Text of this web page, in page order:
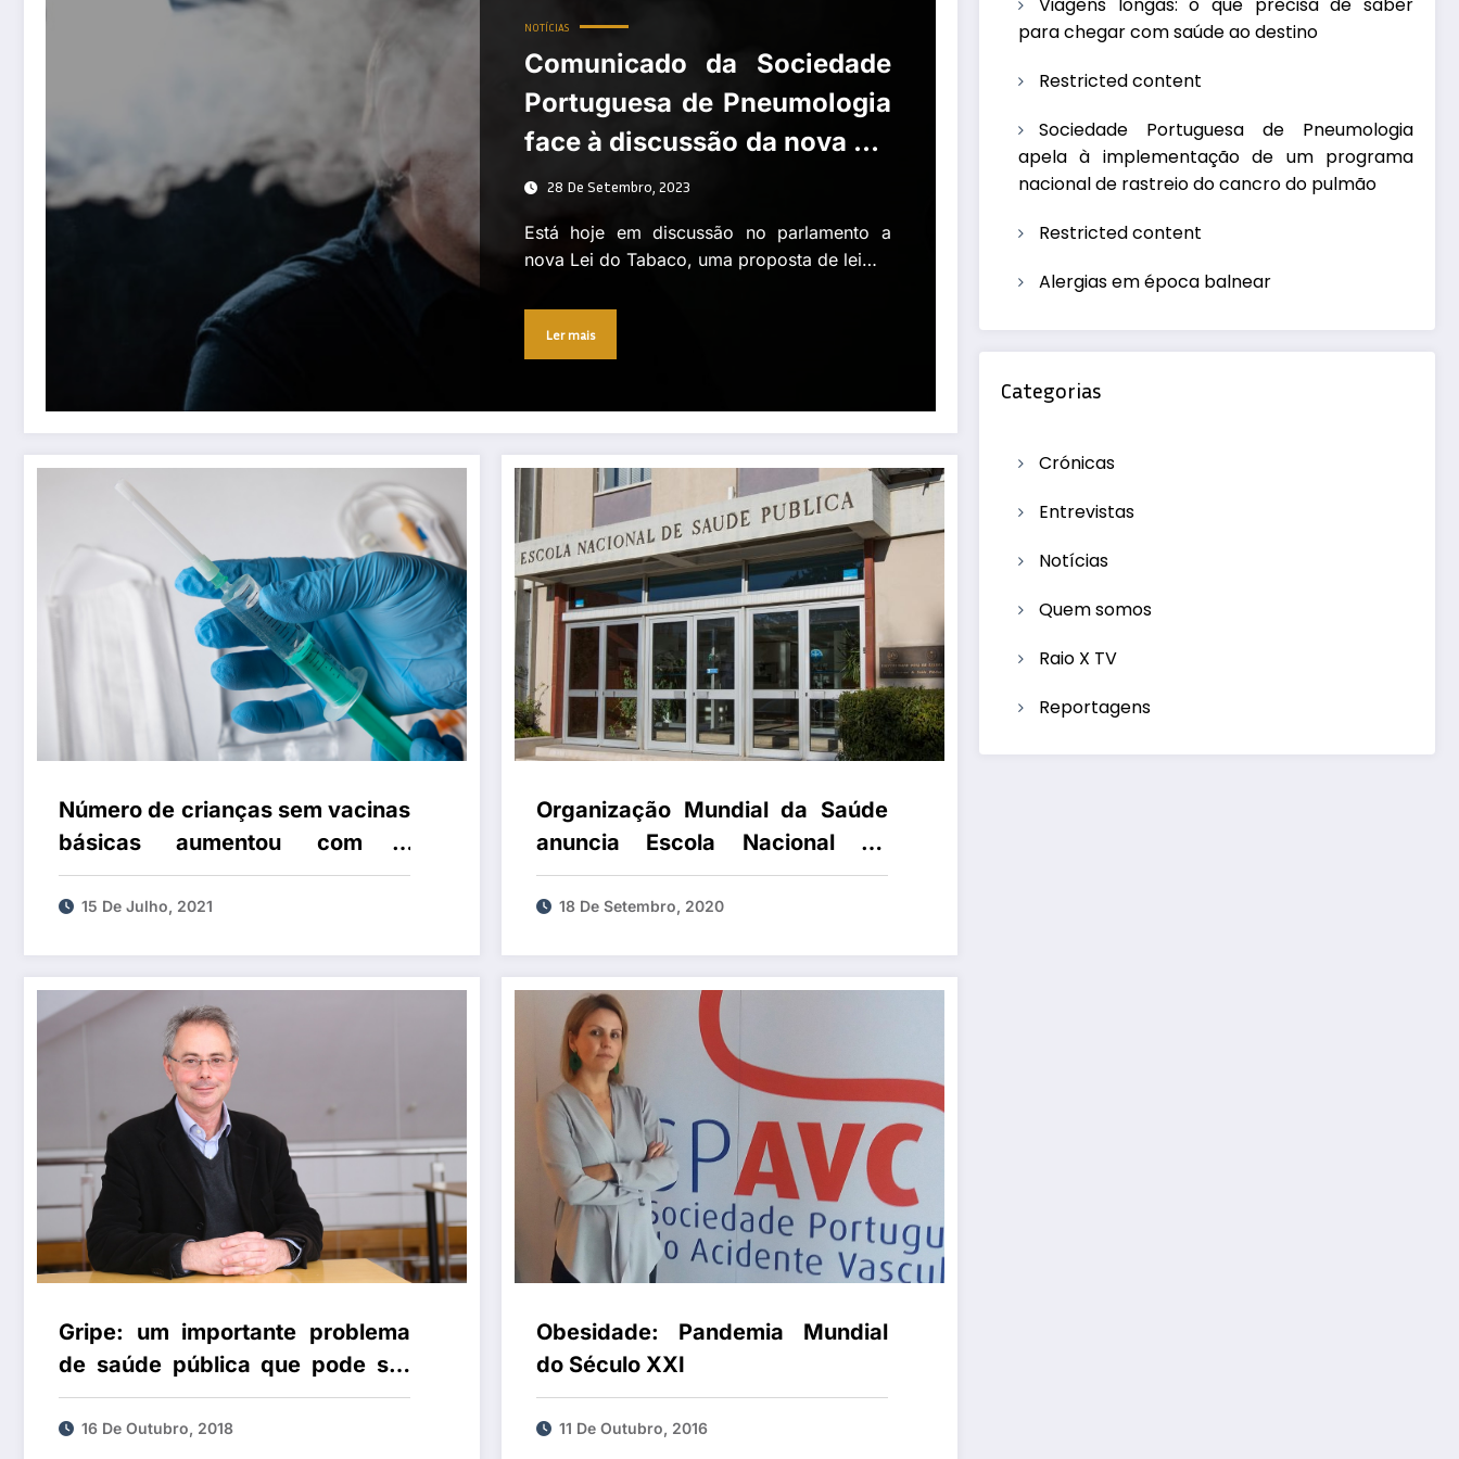
NOTÍCIAS
Comunicado da Sociedade
Portuguesa de Pneumologia
face à discussão da nova Lei
do Tabaco
28 De Setembro, 2023
Está hoje em discussão no parlamento a
nova Lei do Tabaco, uma proposta de lei…
Ler mais
Número de crianças sem vacinas
básicas aumentou com a
pandemia
15 De Julho, 2021
Organização Mundial da Saúde
anuncia Escola Nacional de
Saúde Pública como Centro
Colaborador
18 De Setembro, 2020
Gripe: um importante problema
de saúde pública que pode ser
evitado através da vacinação
16 De Outubro, 2018
Obesidade: Pandemia Mundial
do Século XXI
11 De Outubro, 2016
Viagens longas: o que precisa de saber
para chegar com saúde ao destino
Restricted content
Sociedade Portuguesa de Pneumologia
apela à implementação de um programa
nacional de rastreio do cancro do pulmão
Restricted content
Alergias em época balnear
Categorias
Crónicas
Entrevistas
Notícias
Quem somos
Raio X TV
Reportagens